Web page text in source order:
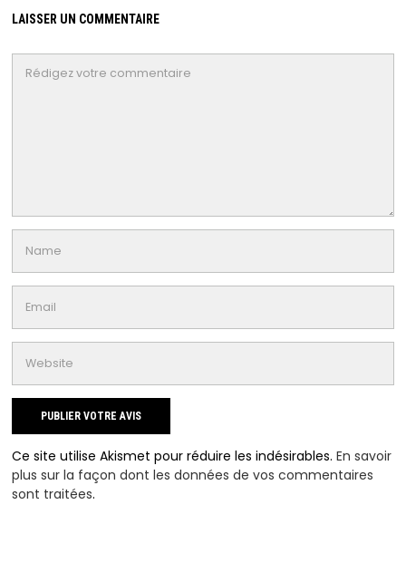
LAISSER UN COMMENTAIRE
Ce site utilise Akismet pour réduire les indésirables.En savoir
plus sur la façon dont les données de vos commentaires
sont traitées.